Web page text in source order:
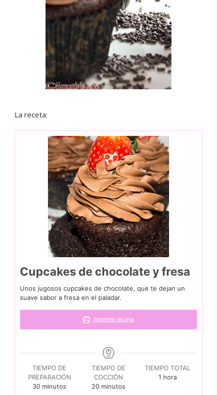
La receta:
Cupcakes de chocolate y fresa
Unos jugosos cupcakes de chocolate, que te dejan un
suave sabor a fresa en el paladar.
Imprimir receta
TIEMPO DE
PREPARACIÓN
30minutos
minutos
TIEMPO DE
COCCIÓN
20minutos
minutos
TIEMPO TOTAL
1 hora
hora